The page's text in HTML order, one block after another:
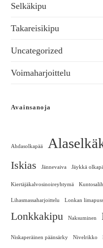
Selkäkipu
Takareisikipu
Uncategorized
Voimaharjoittelu
Avainsanoja
Ahdasolkapää
Iskias Jännevaiva Jäykkä
Kiertäjäkalvosinoireyhtymä
Lihasmassaharjoittelu Lonkan
Lonkkakipu Naksuminen
Niskaperäinen päänsärky Nivelrikko